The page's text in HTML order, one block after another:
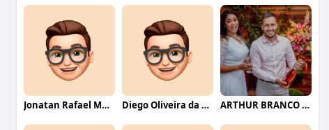
Jonatan Rafael Mello Diego Oliveira da Motta ARTHUR BRANCO FERNANDES